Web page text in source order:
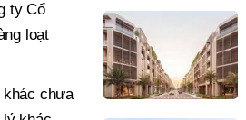
ty Cổ
loạt
khác chưa